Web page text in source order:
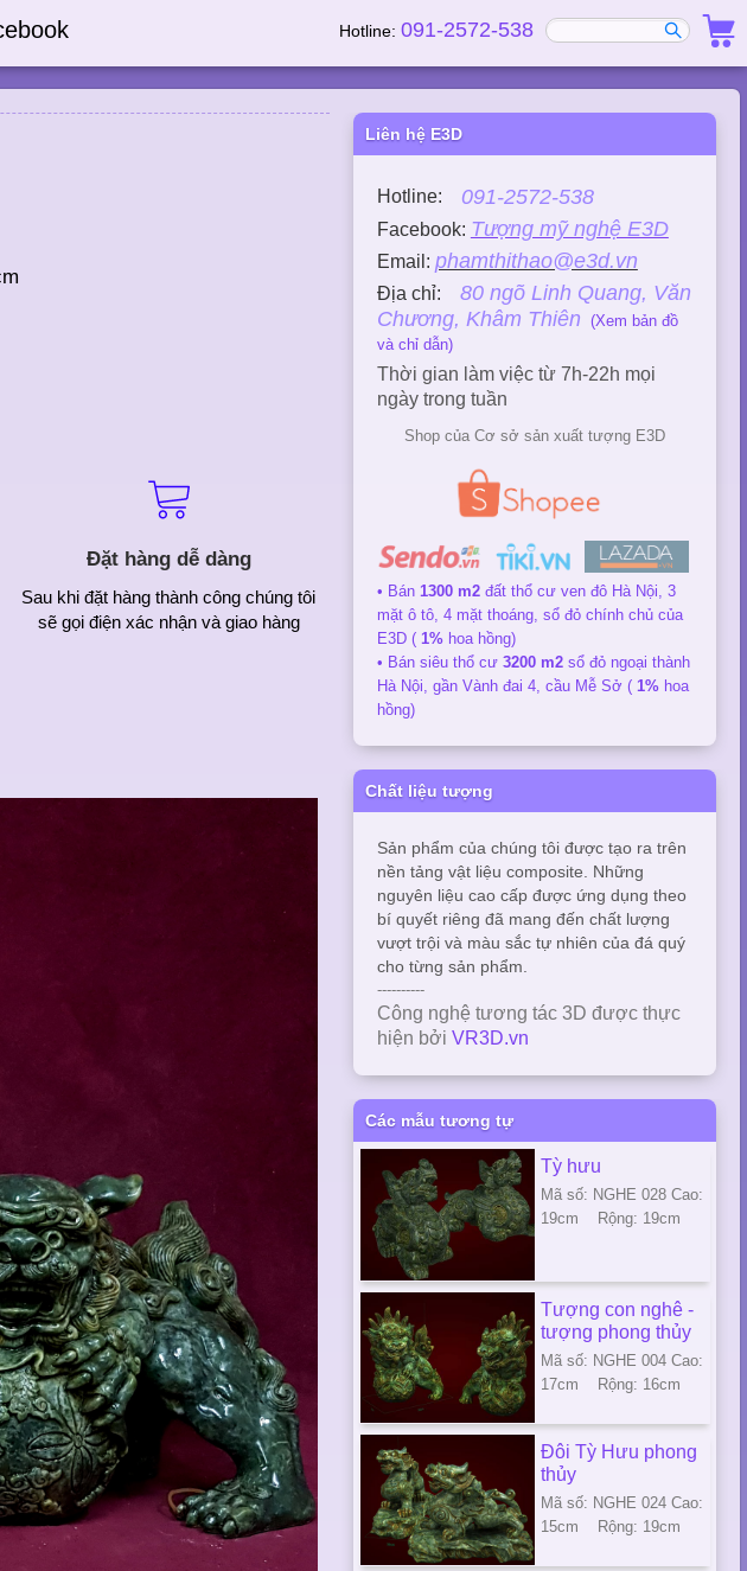
Hotline: 091-2572-538
Đặt hàng dễ dàng
Sau khi đặt hàng thành công chúng tôi
sẽ gọi điện xác nhận và giao hàng
Liên hệ E3D
Hotline: 091-2572-538
Facebook: Tượng mỹ nghệ E3D
Email: phamthithao@e3d.vn
Địa chỉ: 80 ngõ Linh Quang, Văn
Chương, Khâm Thiên (Xem bản đồ
và chỉ dẫn)
Thời gian làm việc từ 7h-22h mọi
ngày trong tuần
Shop của Cơ sở sản xuất tượng E3D
• Bán 1300 m2đất thổ cư ven đô Hà Nội, 3
mặt ô tô, 4 mặt thoáng, sổ đỏ chính chủ của
E3D ( 1%hoa hồng)
• Bán siêu thổ cư 3200 m2sổ đỏ ngoại thành
Hà Nội, gần Vành đai 4, cầu Mễ Sở ( 1%hoa
hồng)
Chất liệu tượng
Sản phẩm của chúng tôi được tạo ra trên
nền tảng vật liệu composite. Những
nguyên liệu cao cấp được ứng dụng theo
bí quyết riêng đã mang đến chất lượng
vượt trội và màu sắc tự nhiên của đá quý
cho từng sản phẩm.
----------
Công nghệ tương tác 3D được thực
hiện bởi VR3D.vn
Các mẫu tương tự
Tỳ hưu
Mã số: NGHE 028 Cao:
19cm Rộng: 19cm
Tượng con nghê -
tượng phong thủy
Mã số: NGHE 004 Cao:
17cm Rộng: 16cm
Đôi Tỳ Hưu phong
thủy
Mã số: NGHE 024 Cao:
15cm Rộng: 19cm